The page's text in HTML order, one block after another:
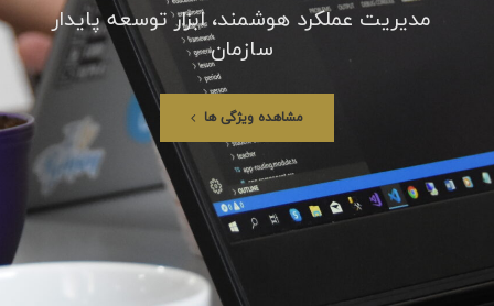
مدیریت عملکرد هوشمند، ابزار توسعه پایدار
سازمان
مشاهده ویژگی ها